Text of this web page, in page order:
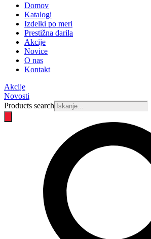
Domov
Katalogi
Izdelki po meri
Prestižna darila
Akcije
Novice
O nas
Kontakt
Akcije
Novosti
Products search